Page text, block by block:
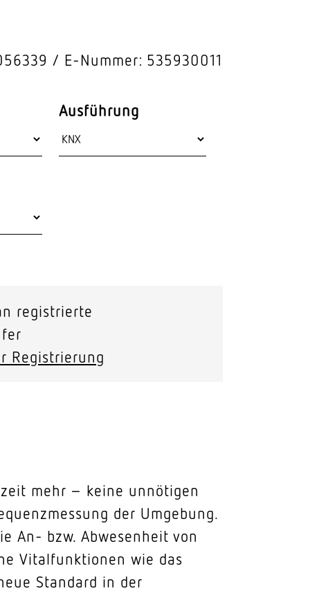
E-Nummer: 535930011
Ausführung
registrierte
Registrierung
mehr – keine unnötigen
der Umgebung.
An- bzw. Abwesenheit von
Vitalfunktionen wie das
Standard in der